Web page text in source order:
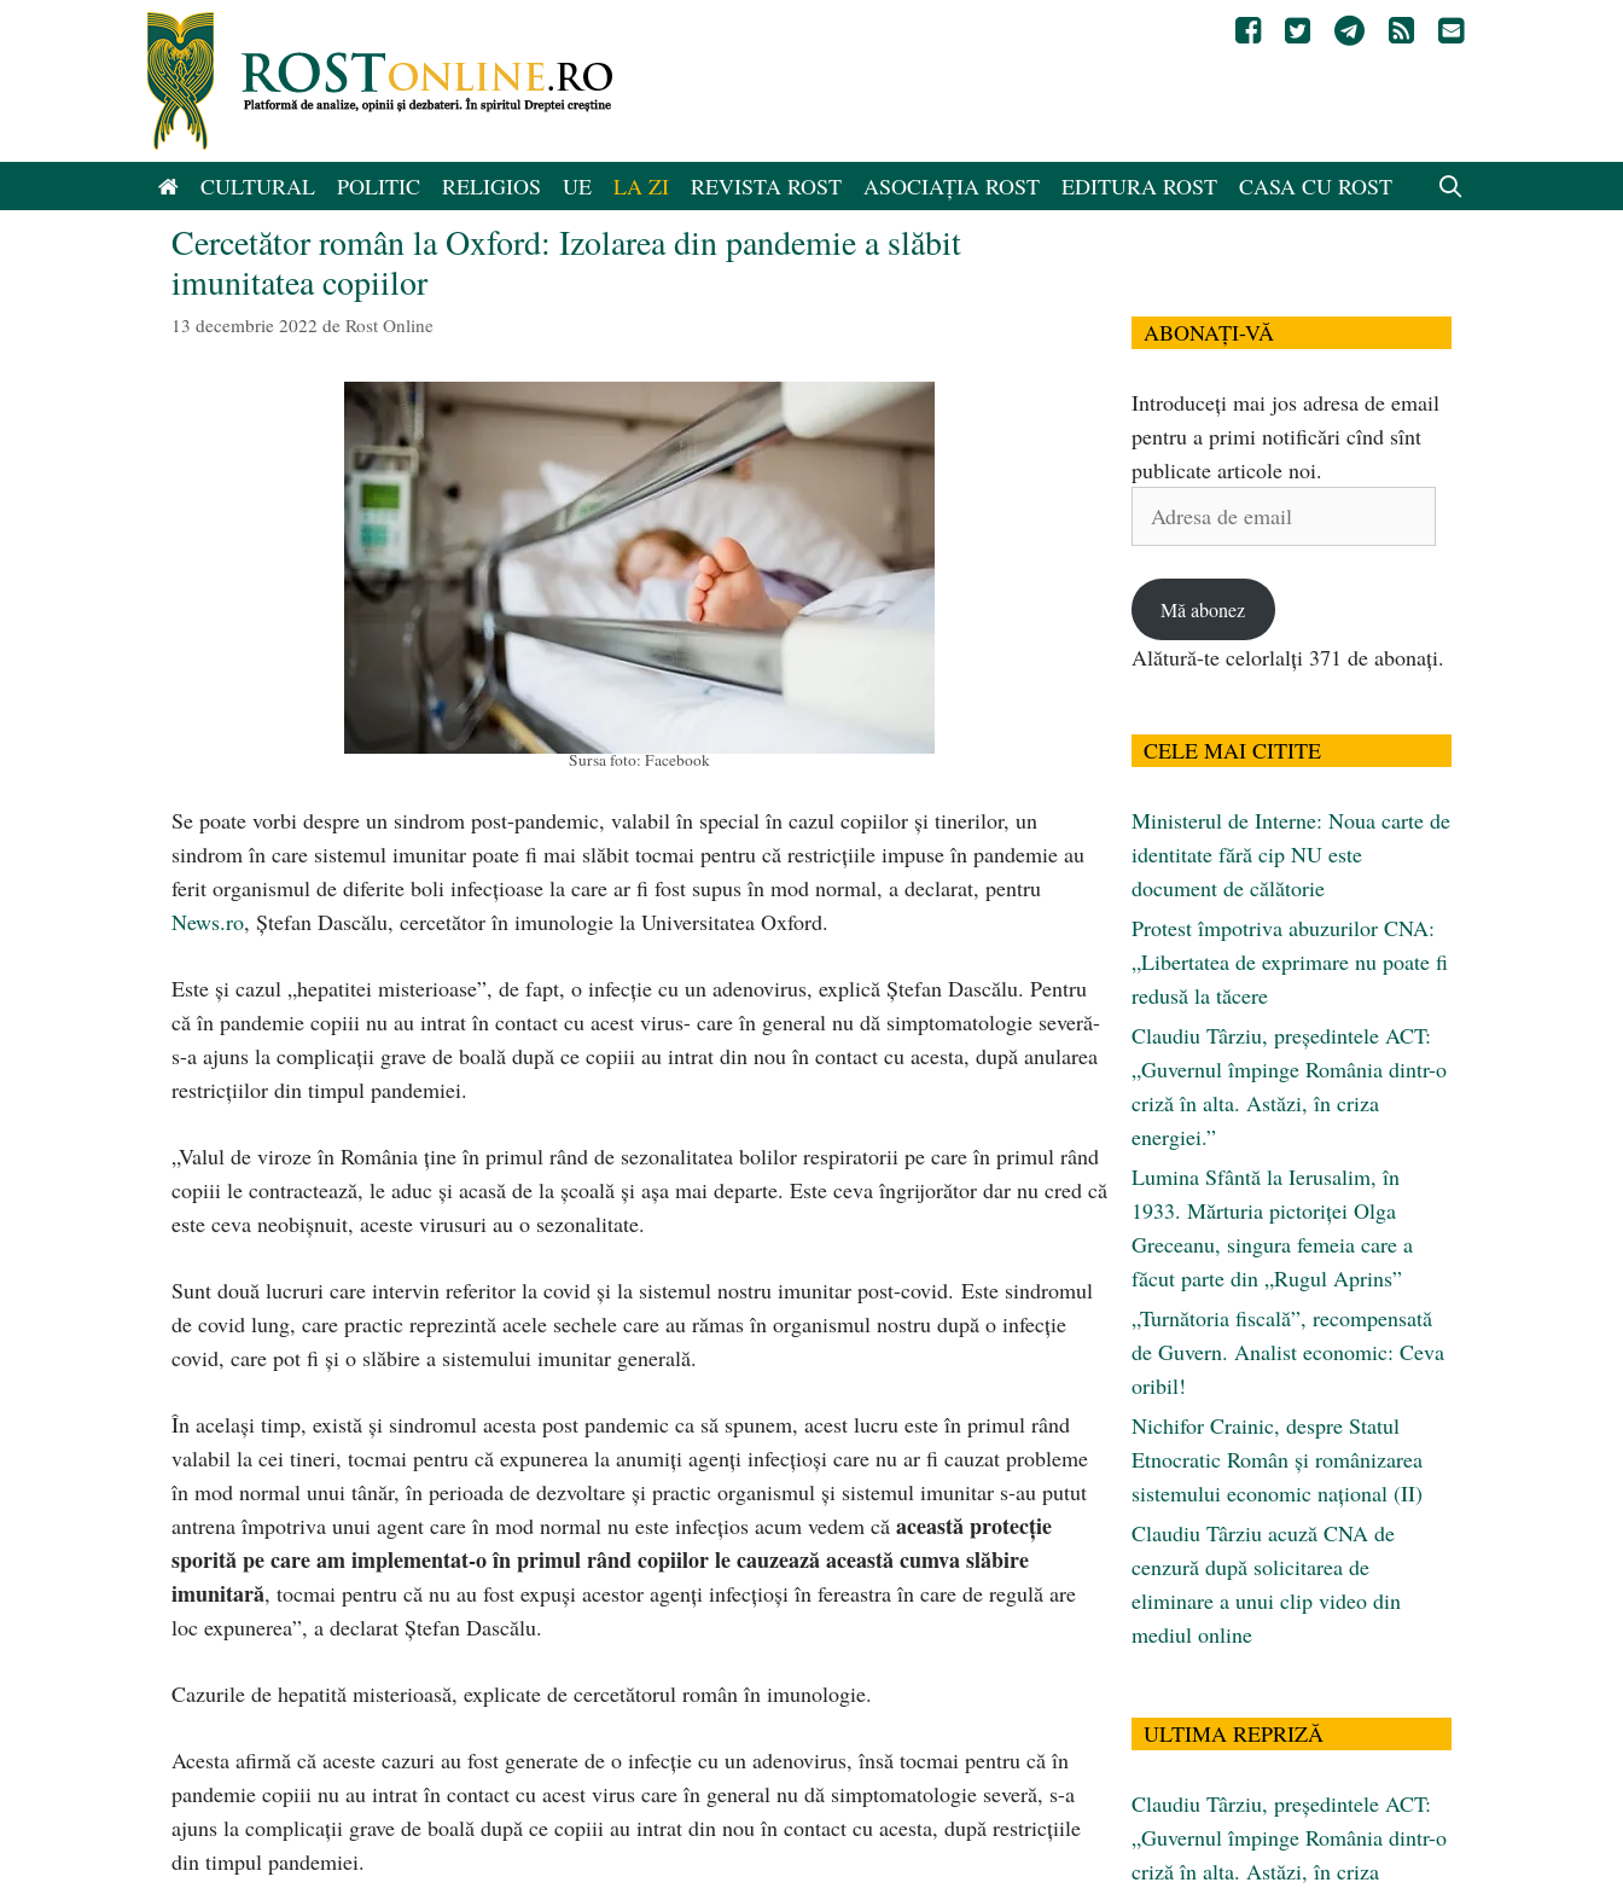
CULTURAL POLITIC RELIGIOS UE LA ZI REVISTA ROST ASOCIAȚIA ROST EDITURA ROST CASA CU ROST
Cercetător român la Oxford: Izolarea din pandemie a slăbit
imunitatea copiilor
13 decembrie 2022 de Rost Online
Sursa foto: Facebook
Se poate vorbi despre un sindrom post-pandemic, valabil în special în cazul copiilor şi tinerilor, un
sindrom în care sistemul imunitar poate fi mai slăbit tocmai pentru că restricţiile impuse în pandemie au
ferit organismul de diferite boli infecţioase la care ar fi fost supus în mod normal, a declarat, pentru
News.ro, Ştefan Dascălu, cercetător în imunologie la Universitatea Oxford.
Este și cazul „hepatitei misterioase”, de fapt, o infecție cu un adenovirus, explică Ștefan Dascălu. Pentru
că în pandemie copiii nu au intrat în contact cu acest virus- care în general nu dă simptomatologie severă-
s-a ajuns la complicaţii grave de boală după ce copiii au intrat din nou în contact cu acesta, după anularea
restricţiilor din timpul pandemiei.
„Valul de viroze în România ţine în primul rând de sezonalitatea bolilor respiratorii pe care în primul rând
copiii le contractează, le aduc şi acasă de la şcoală şi aşa mai departe. Este ceva îngrijorător dar nu cred că
este ceva neobişnuit, aceste virusuri au o sezonalitate.
Sunt două lucruri care intervin referitor la covid şi la sistemul nostru imunitar post-covid. Este sindromul
de covid lung, care practic reprezintă acele sechele care au rămas în organismul nostru după o infecţie
covid, care pot fi şi o slăbire a sistemului imunitar generală.
În acelaşi timp, există şi sindromul acesta post pandemic ca să spunem, acest lucru este în primul rând
valabil la cei tineri, tocmai pentru că expunerea la anumiţi agenţi infecţioşi care nu ar fi cauzat probleme
în mod normal unui tânăr, în perioada de dezvoltare şi practic organismul şi sistemul imunitar s-au putut
antrena împotriva unui agent care în mod normal nu este infecţios acum vedem că această protecţie
sporită pe care am implementat-o în primul rând copiilor le cauzează această cumva slăbire
imunitară, tocmai pentru că nu au fost expuşi acestor agenţi infecţioşi în fereastra în care de regulă are
loc expunerea”, a declarat Ştefan Dascălu.
Cazurile de hepatită misterioasă, explicate de cercetătorul român în imunologie.
Acesta afirmă că aceste cazuri au fost generate de o infecţie cu un adenovirus, însă tocmai pentru că în
pandemie copiii nu au intrat în contact cu acest virus care în general nu dă simptomatologie severă, s-a
ajuns la complicaţii grave de boală după ce copiii au intrat din nou în contact cu acesta, după restricţiile
din timpul pandemiei.
ABONAȚI-VĂ
Introduceți mai jos adresa de email
pentru a primi notificări cînd sînt
publicate articole noi.
Adresa
Mă abonez
Alătură-te celorlalți 371 de abonați.
CELE MAI CITITE
Ministerul de Interne: Noua carte de
identitate fără cip NU este
document de călătorie
Protest împotriva abuzurilor CNA:
„Libertatea de exprimare nu poate fi
redusă la tăcere
Claudiu Târziu, președintele ACT:
„Guvernul împinge România dintr-o
criză în alta. Astăzi, în criza
energiei.”
Lumina Sfântă la Ierusalim, în
1933. Mărturia pictoriței Olga
Greceanu, singura femeia care a
făcut parte din „Rugul Aprins”
„Turnătoria fiscală”, recompensată
de Guvern. Analist economic: Ceva
oribil!
Nichifor Crainic, despre Statul
Etnocratic Român şi românizarea
sistemului economic naţional (II)
Claudiu Târziu acuză CNA de
cenzură după solicitarea de
eliminare a unui clip video din
mediul online
ULTIMA REPRIZĂ
Claudiu Târziu, președintele ACT:
„Guvernul împinge România dintr-o
criză în alta. Astăzi, în criza